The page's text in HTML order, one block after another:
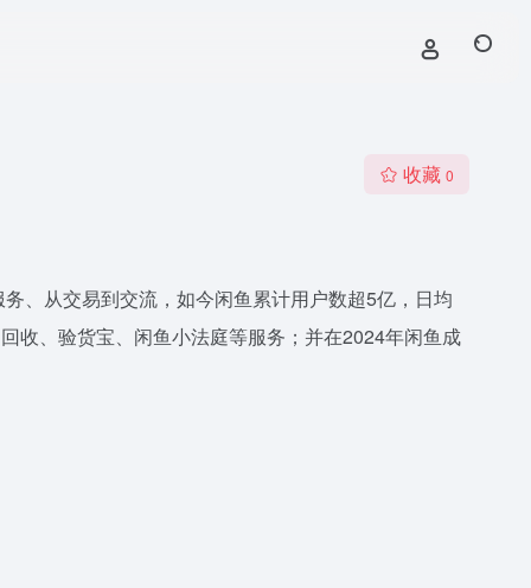
收藏 0
、从交易到交流，如今闲鱼累计用户数超5亿，日均
收、验货宝、闲鱼小法庭等服务；并在2024年闲鱼成